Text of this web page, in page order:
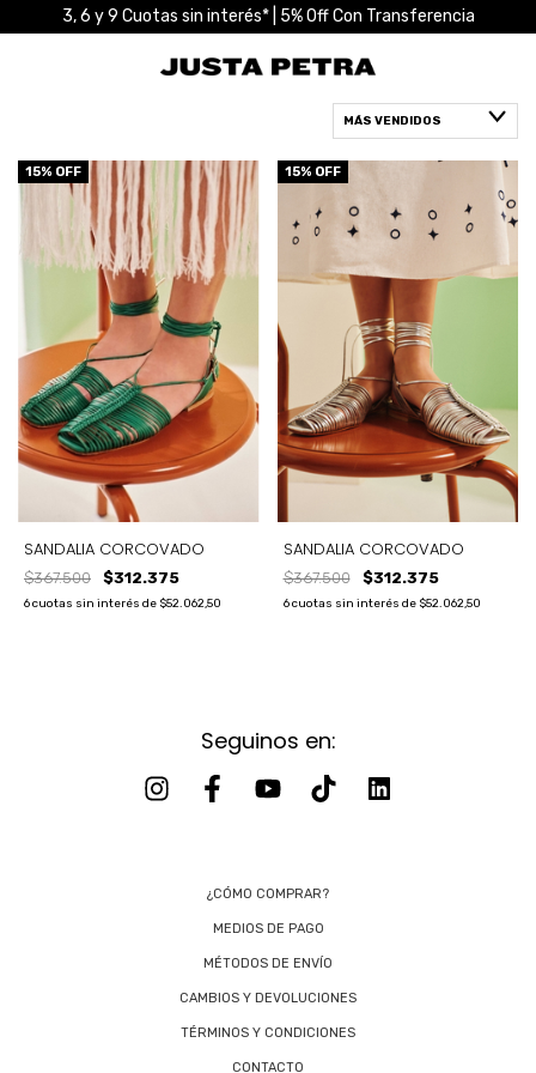
3, 6 y 9 Cuotas sin interés* | 5% Off Con Transferencia
15% OFF
SANDALIA CORCOVADO
$367.500 $312.375
6cuotas sin interés de $52.062,50
15% OFF
SANDALIA CORCOVADO
$367.500 $312.375
6 cuotas sin interés de $52.062,50
Seguinos en:
¿CÓMO COMPRAR?
MEDIOS DE PAGO
MÉTODOS DE ENVÍO
CAMBIOS Y DEVOLUCIONES
TÉRMINOS Y CONDICIONES
CONTACTO